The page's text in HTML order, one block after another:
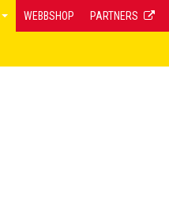
WEBBSHOP PARTNERS